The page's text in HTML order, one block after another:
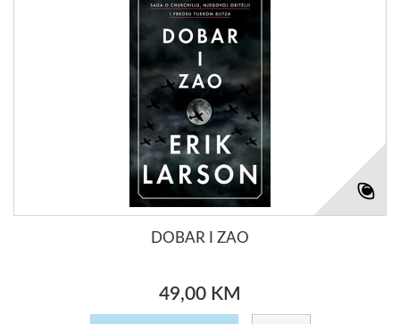
DOBAR I ZAO
49,00 KM